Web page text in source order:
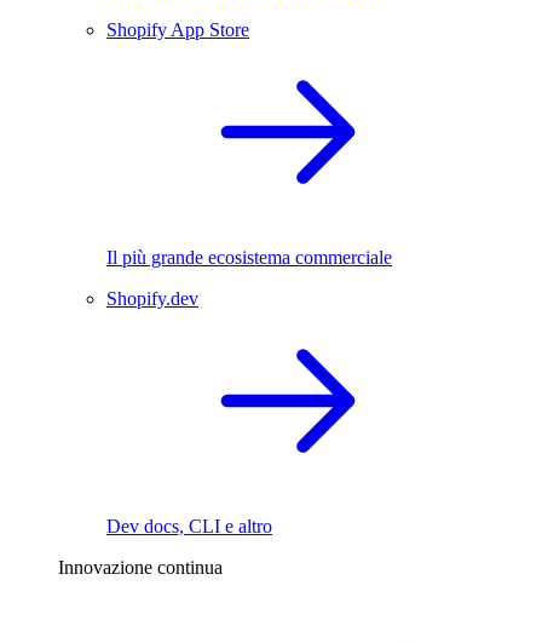
Shopify App Store
Il più grande ecosistema commerciale
Shopify.dev
Dev docs, CLI e altro
Innovazione continua